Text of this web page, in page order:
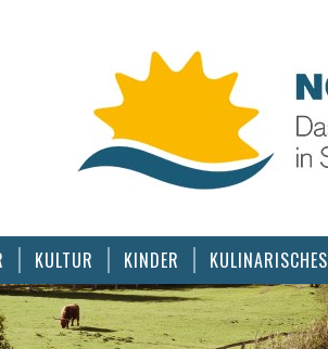
KULTUR KINDER KULINARISCHES